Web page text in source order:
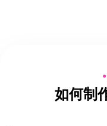
●
如何制